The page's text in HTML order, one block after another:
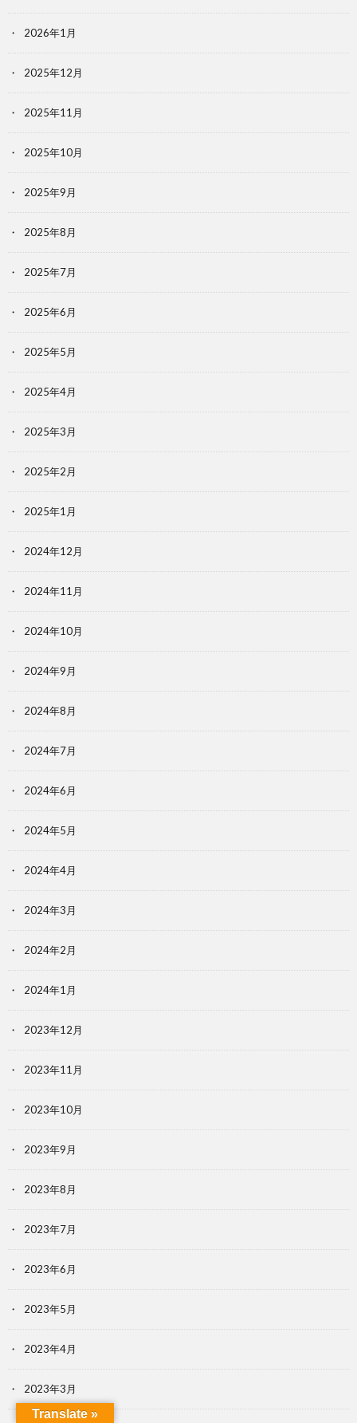
2026年1月
2025年12月
2025年11月
2025年10月
2025年9月
2025年8月
2025年7月
2025年6月
2025年5月
2025年4月
2025年3月
2025年2月
2025年1月
2024年12月
2024年11月
2024年10月
2024年9月
2024年8月
2024年7月
2024年6月
2024年5月
2024年4月
2024年3月
2024年2月
2024年1月
2023年12月
2023年11月
2023年10月
2023年9月
2023年8月
2023年7月
2023年6月
2023年5月
2023年4月
2023年3月
Translate »